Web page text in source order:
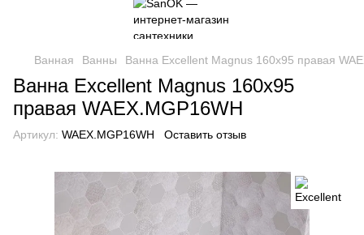
Ванная Ванны Ванна Excellent Magnus 160х95 правая
Ванна Excellent Magnus 160х95
правая WAEX.MGP16WH
Артикул: WAEX.MGP16WH Оставить отзыв